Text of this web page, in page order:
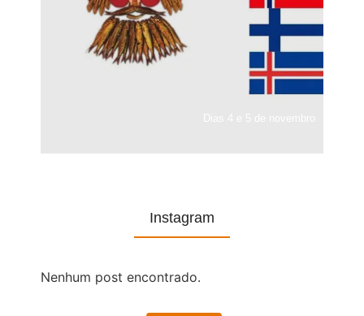
Instagram
Nenhum post encontrado.